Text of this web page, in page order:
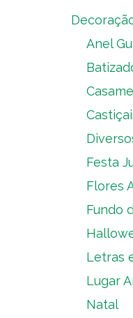
Anel
Festa
Flores
Fundo
Letras
Lugar
Natal